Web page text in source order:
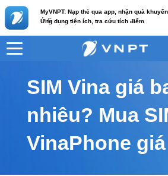
MyVNPT: Nạp thẻ qua app, nhận quà
Ứng dụng tiện ích, tra cứu tích điểm
c
VNPT Nội dung tin
SIM Vina giá
nhiêu? Mua
VinaPhone